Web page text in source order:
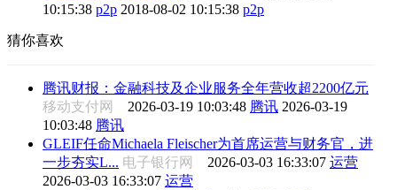
10:15:38 p2p 2018-08-02 10:15:38 p2p
猜你喜欢
腾讯财报：金融科技及企业服务全年营收超2200亿元
移动支付网 2026-03-19 10:03:48 腾讯 2026-03-19
10:03:48 腾讯
GLEIF任命Michaela Fleischer为首席运营与财务官，进
一步夯实L... 电子银行网 2026-03-03 16:33:07 运营
2026-03-03 16:33:07 运营